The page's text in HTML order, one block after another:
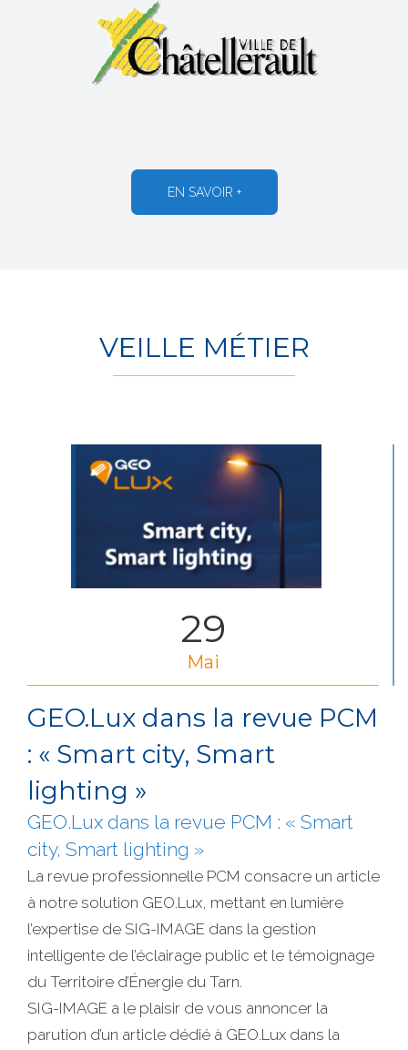
EN SAVOIR +
VEILLE MÉTIER
29
Mai
GEO.Lux dans la revue PCM
: « Smart city, Smart
lighting »
GEO.Lux dans la revue PCM : « Smart
city, Smart lighting »
La revue professionnelle PCM consacre un article
à notre solution GEO.Lux, mettant en lumière
l’expertise de SIG-IMAGE dans la gestion
intelligente de l’éclairage public et le témoignage
du Territoire d’Énergie du Tarn.
SIG-IMAGE a le plaisir de vous annoncer la
parution d’un article dédié à GEO.Lux dans la